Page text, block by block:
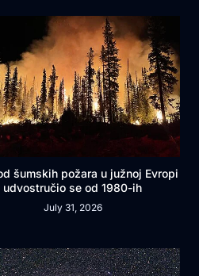
šumskih požara u južnoj Evropi
udvostručio se od 1980-ih
July 31, 2026